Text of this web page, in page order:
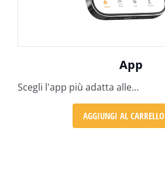
App
Scegli l'app più adatta alle…
AGGIUNGI AL CARRELLO